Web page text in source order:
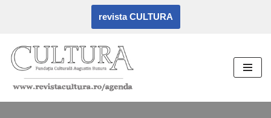
la
conținut
revista CULTURA